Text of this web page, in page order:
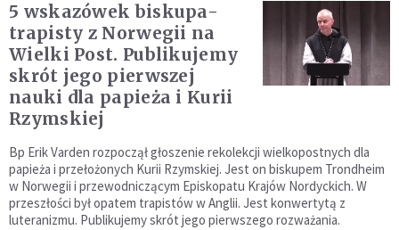
5 wskazówek biskupa-
trapisty z Norwegii na
Wielki Post. Publikujemy
skrót jego pierwszej
nauki dla papieża i Kurii
Rzymskiej
Bp Erik Varden rozpoczął głoszenie rekolekcji wielkopostnych dla
papieża i przełożonych Kurii Rzymskiej. Jest on biskupem Trondheim
w Norwegii i przewodniczącym Episkopatu Krajów Nordyckich. W
przeszłości był opatem trapistów w Anglii. Jest konwertytą z
luteranizmu. Publikujemy skrót jego pierwszego rozważania.